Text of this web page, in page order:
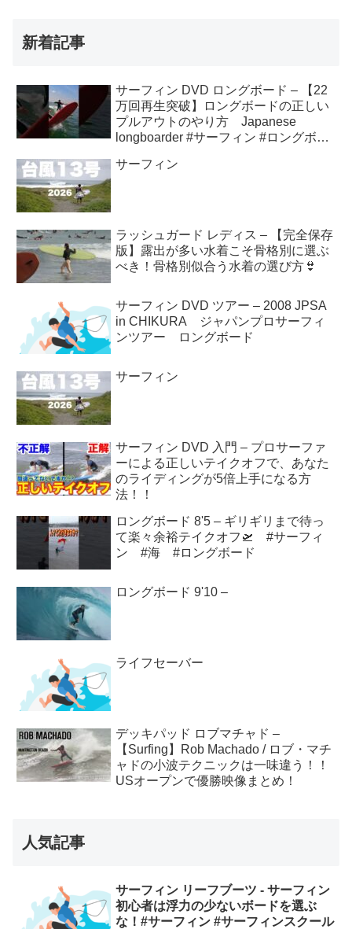
新着記事
サーフィン DVD ロングボード – 【22
万回再生突破】ロングボードの正しい
プルアウトのやり方 Japanese
longboarder #サーフィン #ロングボー
サーフィン
ラッシュガード レディス – 【完全保存
版】露出が多い水着こそ骨格別に選ぶ
べき！骨格別似合う水着の選び方👙
サーフィン DVD ツアー – 2008 JPSA
in CHIKURA ジャパンプロサーフィ
ンツアー ロングボード
サーフィン
サーフィン DVD 入門 – プロサーファ
ーによる正しいテイクオフで、あなた
のライディングが5倍上手になる方
法！！
ロングボード 8'5 – ギリギリまで待っ
て楽々余裕テイクオフ🛫 #サーフィ
ン #海 #ロングボード
ロングボード 9'10 –
ライフセーバー
デッキパッド ロブマチャド –
【Surfing】Rob Machado / ロブ・マチ
ャドの小波テクニックは一味違う！！
USオープンで優勝映像まとめ！
人気記事
サーフィン リーフブーツ - サーフィン
初心者は浮力の少ないボードを選ぶ
な！#サーフィン #サーフィンスクール